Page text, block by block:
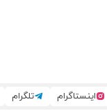
اینستاگرام تلگرام